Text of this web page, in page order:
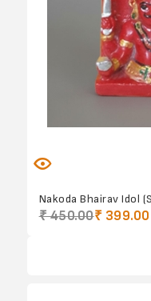
Nakoda Bhairav Idol
₹ 450.00₹ 399.00